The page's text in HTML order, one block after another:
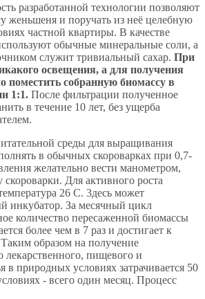
разработанной технологии позволяют
женьшеня и поручать из неё целебную
частной квартиры. В качестве
обычные минеральные соли, а
служит тривиальный сахар. При
освещения, а для получения
поместить собранную биомассу в
1:1. После фильтрации полученное
в течение 10 лет, без ущерба
среды для выращивания
в обычных скороварках при 0,7-
желательно вести манометром,
Для активного роста
26 С. 3десь может
инкубатор. За месячный цикл
количество пересаженной биомассы
более чем в 7 раз и достигает к
образом на получение
лекарственного, пищевого и
в природных условиях затрачивается 50
- всего один месяц. Процесс